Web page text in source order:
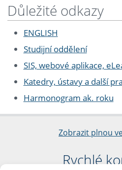
Důležité odkazy
ENGLISH
Studijní oddělení
SIS, webové aplikace,
Katedry, ústavy a další
Harmonogram ak. roku
Zobrazit plnou
Rychlé